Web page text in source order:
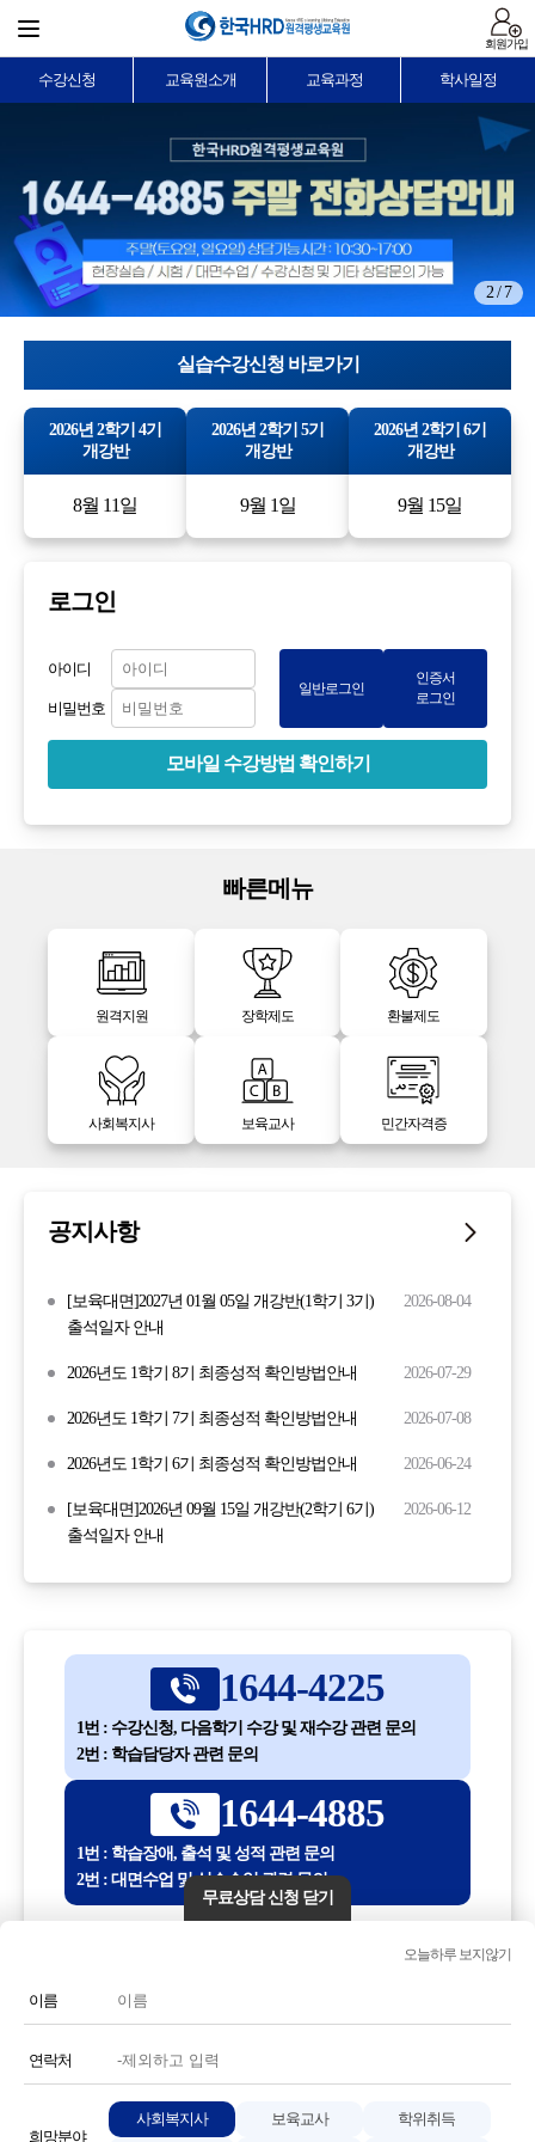
회원가입
수강신청 교육원소개 교육과정 학사일정
2 / 7
실습수강신청 바로가기
2026년 2학기 4기
개강반
8월 11일
2026년 2학기 5기
개강반
9월 1일
2026년 2학기 6기
개강반
9월 15일
로그인
아이디
비밀번호
일반로그인
인증서
로그인
모바일 수강방법 확인하기
빠른메뉴
원격지원 장학제도 환불제도
사회복지사 보육교사 민간자격증
공지사항
[보육대면]2027년 01월 05일 개강반(1학기 3기)
출석일자 안내
2026-08-04
2026년도 1학기 8기 최종성적 확인방법안내 2026-07-29
2026년도 1학기 7기 최종성적 확인방법안내 2026-07-08
2026년도 1학기 6기 최종성적 확인방법안내 2026-06-24
[보육대면]2026년 09월 15일 개강반(2학기 6기)
출석일자 안내
2026-06-12
1644-4225
1번 : 수강신청, 다음학기 수강 및 재수강 관련 문의
2번 : 학습담당자 관련 문의
1644-4885
1번 : 학습장애, 출석 및 성적 관련 문의
2번 : 대면수업 및 실습수업 관련 문의
전화번호 또는 전화기 모양 아이콘을 클릭하시면 전화통화가
연결됩니다.
무료상담 신청 닫기
오늘하루 보지않기
이름
연락처
희망분야
사회복지사 보육교사 학위취득